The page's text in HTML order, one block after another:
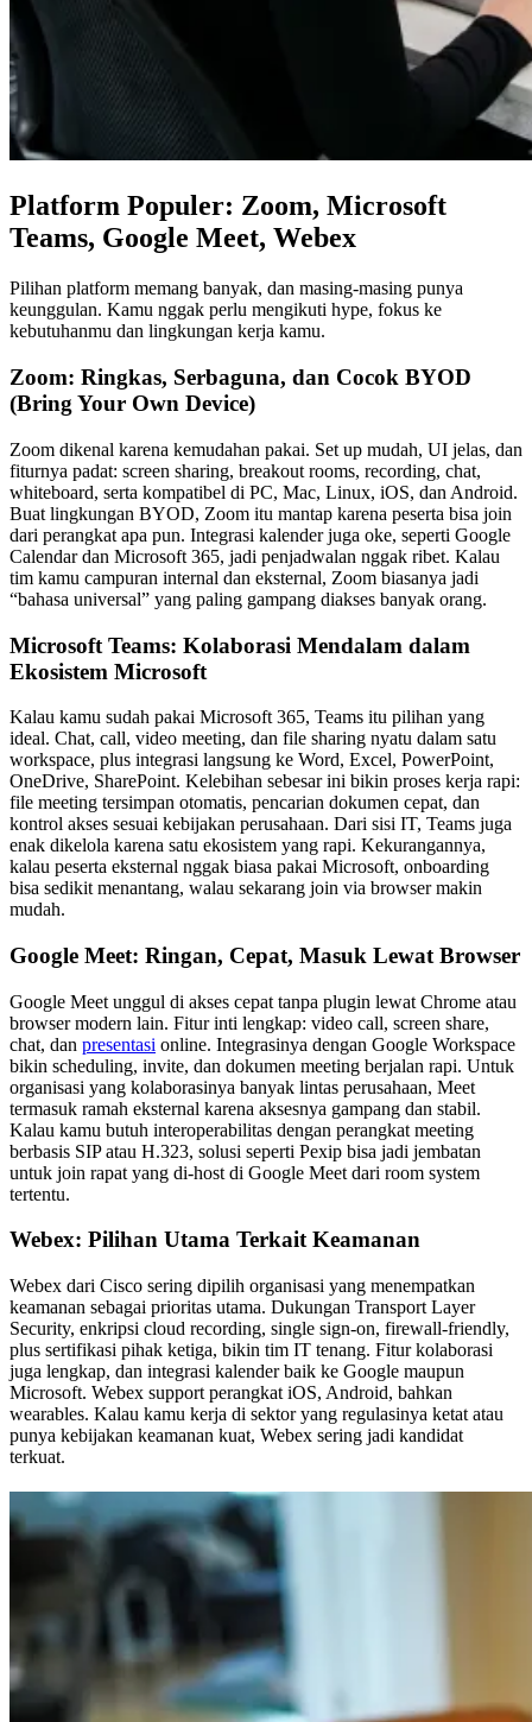
Platform Populer: Zoom, Microsoft
Teams, Google Meet, Webex
Pilihan platform memang banyak, dan masing-masing punya
keunggulan. Kamu nggak perlu mengikuti hype, fokus ke
kebutuhanmu dan lingkungan kerja kamu.
Zoom: Ringkas, Serbaguna, dan Cocok BYOD
(Bring Your Own Device)
Zoom dikenal karena kemudahan pakai. Set up mudah, UI jelas, dan
fiturnya padat: screen sharing, breakout rooms, recording, chat,
whiteboard, serta kompatibel di PC, Mac, Linux, iOS, dan Android.
Buat lingkungan BYOD, Zoom itu mantap karena peserta bisa join
dari perangkat apa pun. Integrasi kalender juga oke, seperti Google
Calendar dan Microsoft 365, jadi penjadwalan nggak ribet. Kalau
tim kamu campuran internal dan eksternal, Zoom biasanya jadi
“bahasa universal” yang paling gampang diakses banyak orang.
Microsoft Teams: Kolaborasi Mendalam dalam
Ekosistem Microsoft
Kalau kamu sudah pakai Microsoft 365, Teams itu pilihan yang
ideal. Chat, call, video meeting, dan file sharing nyatu dalam satu
workspace, plus integrasi langsung ke Word, Excel, PowerPoint,
OneDrive, SharePoint. Kelebihan sebesar ini bikin proses kerja rapi:
file meeting tersimpan otomatis, pencarian dokumen cepat, dan
kontrol akses sesuai kebijakan perusahaan. Dari sisi IT, Teams juga
enak dikelola karena satu ekosistem yang rapi. Kekurangannya,
kalau peserta eksternal nggak biasa pakai Microsoft, onboarding
bisa sedikit menantang, walau sekarang join via browser makin
mudah.
Google Meet: Ringan, Cepat, Masuk Lewat Browser
Google Meet unggul di akses cepat tanpa plugin lewat Chrome atau
browser modern lain. Fitur inti lengkap: video call, screen share,
chat, dan presentasi online. Integrasinya dengan Google Workspace
bikin scheduling, invite, dan dokumen meeting berjalan rapi. Untuk
organisasi yang kolaborasinya banyak lintas perusahaan, Meet
termasuk ramah eksternal karena aksesnya gampang dan stabil.
Kalau kamu butuh interoperabilitas dengan perangkat meeting
berbasis SIP atau H.323, solusi seperti Pexip bisa jadi jembatan
untuk join rapat yang di-host di Google Meet dari room system
tertentu.
Webex: Pilihan Utama Terkait Keamanan
Webex dari Cisco sering dipilih organisasi yang menempatkan
keamanan sebagai prioritas utama. Dukungan Transport Layer
Security, enkripsi cloud recording, single sign-on, firewall-friendly,
plus sertifikasi pihak ketiga, bikin tim IT tenang. Fitur kolaborasi
juga lengkap, dan integrasi kalender baik ke Google maupun
Microsoft. Webex support perangkat iOS, Android, bahkan
wearables. Kalau kamu kerja di sektor yang regulasinya ketat atau
punya kebijakan keamanan kuat, Webex sering jadi kandidat
terkuat.